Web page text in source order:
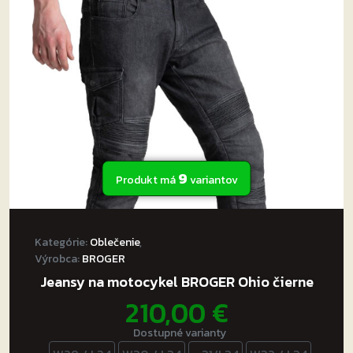
Produkt má9variantov
Kategórie:Oblečenie,
Výrobca:BROGER
Jeansy na motocykel BROGER Ohio čierne
210,00€
Dostupné varianty